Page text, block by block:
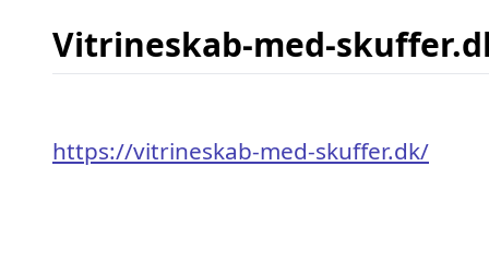
Vitrineskab-med-
https://vitrineskab-med-skuffer.dk/